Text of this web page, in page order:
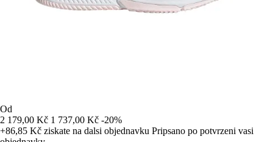
Od
2 179,00 Kč 1 737,00 Kč -20%
+86,85 Kč ziskate na dalsi objednavku Pripsano po potvrzeni vasi